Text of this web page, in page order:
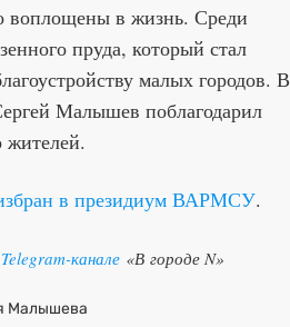
воплощены в жизнь. Среди
пруда, который стал
малых городов. В
Малышев поблагодарил
жителей.
в президиум ВАРМСУ.
Telegram-канале «В городе N»
Малышева